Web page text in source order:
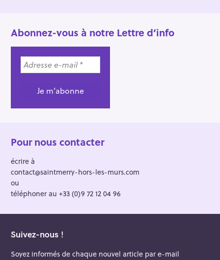
Abonnez-vous à notre Lettre d’info
Pour nous contacter
écrire à
contact@saintmerry-hors-les-murs.com
ou
téléphoner au +33 (0)9 72 12 04 96
Suivez-nous !
Soyez informés de chaque nouvel article par e-mail